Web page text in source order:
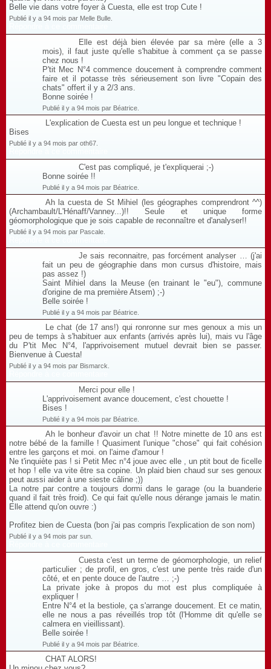
Belle vie dans votre foyer à Cuesta, elle est trop Cute !
Publié il y a 94 mois par Melle Bulle.
Elle est déjà bien élevée par sa mère (elle a 3
mois), il faut juste qu'elle s'habitue à comment ça se passe
chez nous !
P'tit Mec N°4 commence doucement à comprendre comment
faire et il potasse très sérieusement son livre "Copain des
chats" offert il y a 2/3 ans.
Bonne soirée !
Publié il y a 94 mois par Béatrice.
L'explication de Cuesta est un peu longue et technique !
Bises
Publié il y a 94 mois par oth67.
C'est pas compliqué, je t'expliquerai ;-)
Bonne soirée !!
Publié il y a 94 mois par Béatrice.
Ah la cuesta de St Mihiel (les géographes comprendront ^^)
(Archambault/L'Hénaff/Vanney...)!! Seule et unique forme
géomorphologique que je sois capable de reconnaître et d'analyser!!
Publié il y a 94 mois par Pascale.
Je sais reconnaitre, pas forcément analyser … (j'ai
fait un peu de géographie dans mon cursus d'histoire, mais
pas assez !)
Saint Mihiel dans la Meuse (en trainant le "eu"), commune
d'origine de ma première Atsem) ;-)
Belle soirée !
Publié il y a 94 mois par Béatrice.
Le chat (de 17 ans!) qui ronronne sur mes genoux a mis un
peu de temps à s'habituer aux enfants (arrivés après lui), mais vu l'âge
du P'tit Mec N°4, l'apprivoisement mutuel devrait bien se passer.
Bienvenue à Cuesta!
Publié il y a 94 mois par Bismarck.
Merci pour elle !
L'apprivoisement avance doucement, c'est chouette !
Bises !
Publié il y a 94 mois par Béatrice.
Ah le bonheur d'avoir un chat !! Notre minette de 10 ans est
notre bébé de la famille ! Quasiment l'unique "chose" qui fait cohésion
entre les garçons et moi. on l'aime d'amour !
Ne t'inquiète pas ! si Petit Mec n°4 joue avec elle , un ptit bout de ficelle
et hop ! elle va vite être sa copine. Un plaid bien chaud sur ses genoux
peut aussi aider à une sieste câline ;))
La notre par contre a toujours dormi dans le garage (ou la buanderie
quand il fait très froid). Ce qui fait qu'elle nous dérange jamais le matin.
Elle attend qu'on ouvre :)
Profitez bien de Cuesta (bon j'ai pas compris l'explication de son nom)
Publié il y a 94 mois par sun.
Cuesta c'est un terme de géomorphologie, un relief
particulier ; de profil, en gros, c'est une pente très raide d'un
côté, et en pente douce de l'autre … ;-)
La private joke à propos du mot est plus compliquée à
expliquer !
Entre N°4 et la bestiole, ça s'arrange doucement. Et ce matin,
elle ne nous a pas réveillés trop tôt (l'Homme dit qu'elle se
calmera en vieillissant).
Belle soirée !
Publié il y a 94 mois par Béatrice.
CHAT ALORS!